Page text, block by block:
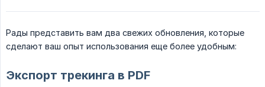
Рады представить вам два свежих обновления, которые
сделают ваш опыт использования еще более удобным:
Экспорт трекинга в PDF